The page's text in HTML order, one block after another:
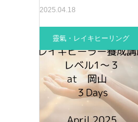
2025.04.18
靈氣・レイキヒーリング